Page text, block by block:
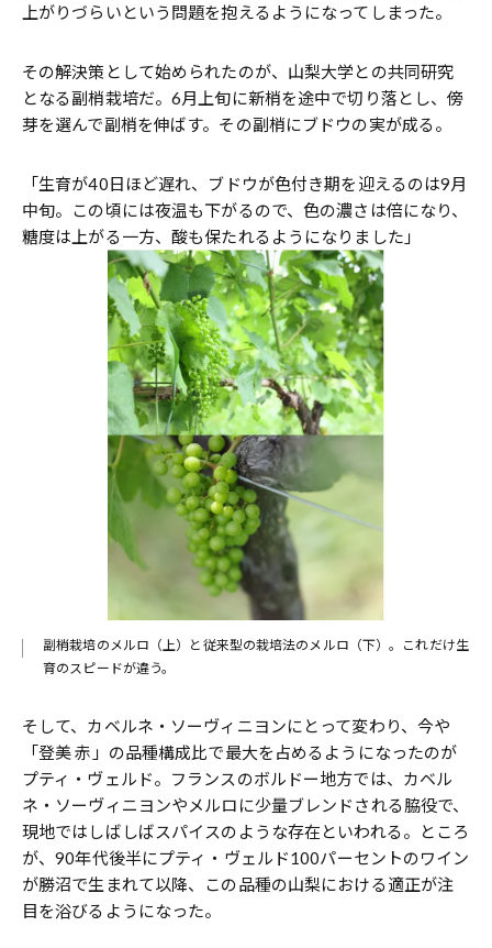
上がりづらいという問題を抱えるようになってしまった。
その解決策として始められたのが、山梨大学との共同研究
となる副梢栽培だ。6月上旬に新梢を途中で切り落とし、傍
芽を選んで副梢を伸ばす。その副梢にブドウの実が成る。
「生育が40日ほど遅れ、ブドウが色付き期を迎えるのは9月
中旬。この頃には夜温も下がるので、色の濃さは倍になり、
糖度は上がる一方、酸も保たれるようになりました」
副梢栽培のメルロ（上）と従来型の栽培法のメルロ（下）。これだけ生
育のスピードが違う。
そして、カベルネ・ソーヴィニヨンにとって変わり、今や
「登美 赤」の品種構成比で最大を占めるようになったのが
プティ・ヴェルド。フランスのボルドー地方では、カベル
ネ・ソーヴィニヨンやメルロに少量ブレンドされる脇役で、
現地ではしばしばスパイスのような存在といわれる。ところ
が、90年代後半にプティ・ヴェルド100パーセントのワイン
が勝沼で生まれて以降、この品種の山梨における適正が注
目を浴びるようになった。